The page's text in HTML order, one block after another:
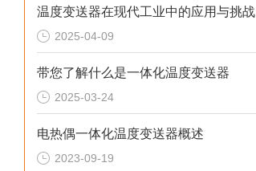
温度变送器在现代工业中的应用与挑战
2025-04-09
带您了解什么是一体化温度变送器
2025-03-24
电热偶一体化温度变送器概述
2023-09-19